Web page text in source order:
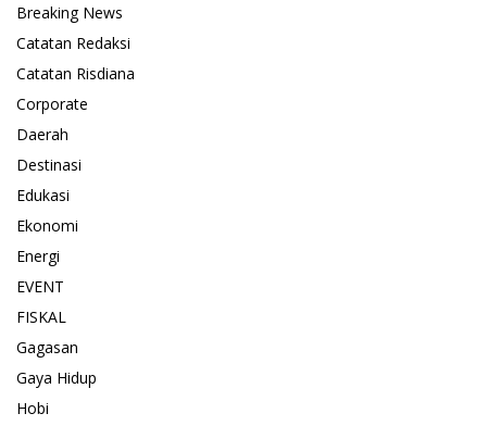
Breaking News
Catatan Redaksi
Catatan Risdiana
Corporate
Daerah
Destinasi
Edukasi
Ekonomi
Energi
EVENT
FISKAL
Gagasan
Gaya Hidup
Hobi